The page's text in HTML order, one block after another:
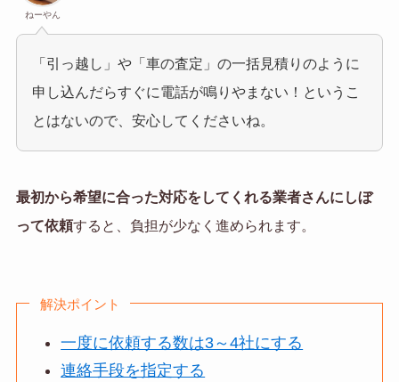
ねーやん
「引っ越し」や「車の査定」の一括見積りのように
申し込んだらすぐに電話が鳴りやまない！というこ
とはないので、安心してくださいね。
最初から希望に合った対応をしてくれる業者さんにしぼ
って依頼すると、負担が少なく進められます。
解決ポイント
一度に依頼する数は3～4社にする
連絡手段を指定する